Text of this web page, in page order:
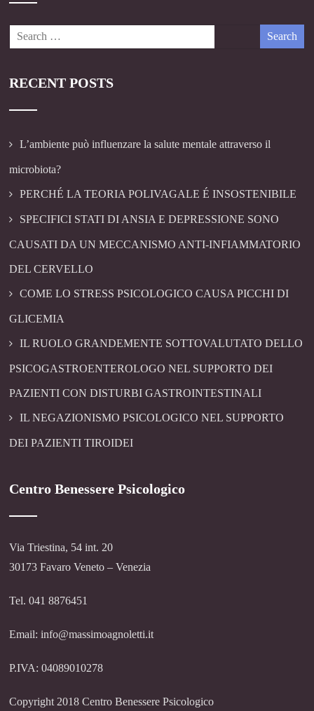
RECENT POSTS
L’ambiente può influenzare la salute mentale attraverso il
microbiota?
PERCHÉ LA TEORIA POLIVAGALE É INSOSTENIBILE
SPECIFICI STATI DI ANSIA E DEPRESSIONE SONO
CAUSATI DA UN MECCANISMO ANTI-INFIAMMATORIO
DEL CERVELLO
COME LO STRESS PSICOLOGICO CAUSA PICCHI DI
GLICEMIA
IL RUOLO GRANDEMENTE SOTTOVALUTATO DELLO
PSICOGASTROENTEROLOGO NEL SUPPORTO DEI
PAZIENTI CON DISTURBI GASTROINTESTINALI
IL NEGAZIONISMO PSICOLOGICO NEL SUPPORTO
DEI PAZIENTI TIROIDEI
Centro Benessere Psicologico
Via Triestina, 54 int. 20
30173 Favaro Veneto – Venezia
Tel. 041 8876451
Email: info@massimoagnoletti.it
P.IVA: 04089010278
Copyright 2018 Centro Benessere Psicologico